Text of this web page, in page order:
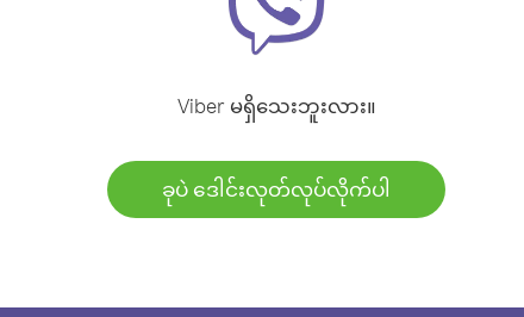
Viber မရှိသေးဘူးလား။
ခုပဲ ဒေါင်းလုတ်လုပ်လိုက်ပါ